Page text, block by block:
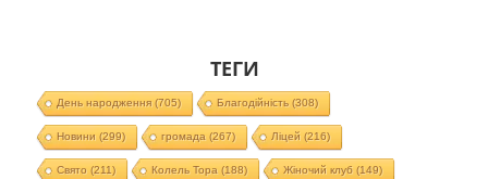
ТЕГИ
День народження(705) Благодійність(308)
Новини (299) громада (267) Ліцей (216)
Свято (211) Колель Тора (188) Жіночий клуб (149)